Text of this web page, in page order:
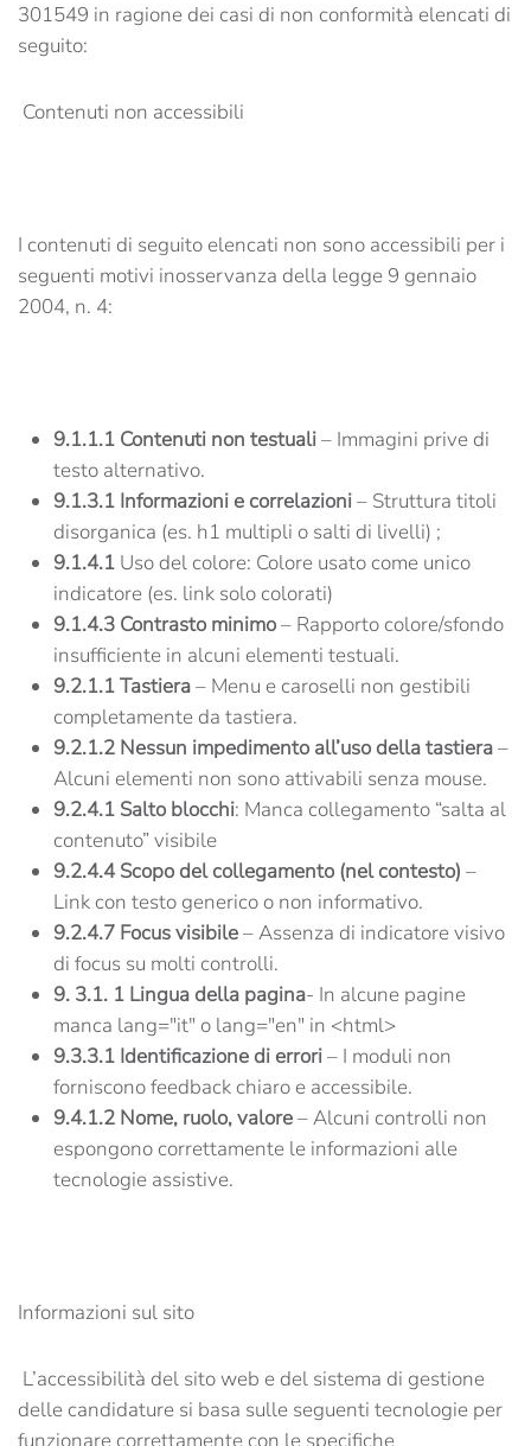
301549 in ragione dei casi di non conformità elencati di
seguito:
Contenuti non accessibili
I contenuti di seguito elencati non sono accessibili per i
seguenti motivi inosservanza della legge 9 gennaio
2004, n. 4:
9.1.1.1 Contenuti non testuali– Immagini prive di
testo alternativo.
9.1.3.1 Informazioni e correlazioni– Struttura titoli
disorganica (es. h1 multipli o salti di livelli) ;
9.1.4.1 Uso del colore: Colore usato come unico
indicatore (es. link solo colorati)
9.1.4.3 Contrasto minimo– Rapporto colore/sfondo
insufficiente in alcuni elementi testuali.
9.2.1.1 Tastiera– Menu e caroselli non gestibili
completamente da tastiera.
9.2.1.2 Nessun impedimento all’uso della tastiera–
Alcuni elementi non sono attivabili senza mouse.
9.2.4.1 Salto blocchi: Manca collegamento “salta al
contenuto” visibile
9.2.4.4 Scopo del collegamento (nel contesto) –
Link con testo generico o non informativo.
9.2.4.7 Focus visibile– Assenza di indicatore visivo
di focus su molti controlli.
9. 3.1. 1 Lingua della pagina- In alcune pagine
manca lang="it" o lang="en" in <html>
9.3.3.1 Identificazione di errori– I moduli non
forniscono feedback chiaro e accessibile.
9.4.1.2 Nome, ruolo, valore– Alcuni controlli non
espongono correttamente le informazioni alle
tecnologie assistive.
Informazioni sul sito
L’accessibilità del sito web e del sistema di gestione
delle candidature si basa sulle seguenti tecnologie per